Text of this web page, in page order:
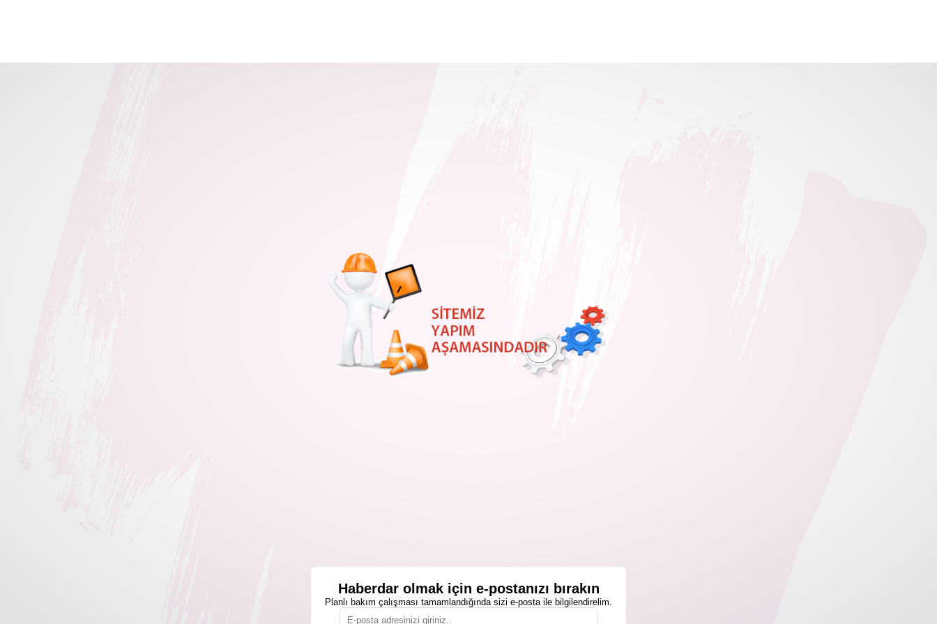
Haberdar olmak için e-postanızı bırakın
Planlı bakım çalışması tamamlandığında sizi e-posta ile bilgilendirelim.